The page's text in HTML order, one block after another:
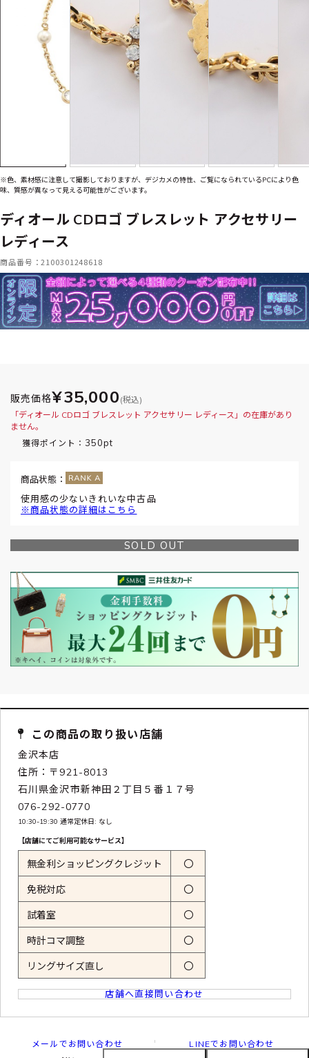
※色、素材感に注意して撮影しておりますが、デジカメの特性、ご覧になられているPCにより色
味、質感が異なって見える可能性がございます。
ディオール CDロゴ ブレスレット アクセサリー
レディース
商品番号：2100301248618
販売価格¥35,000 (税込)
「ディオール CDロゴ ブレスレット アクセサリー レディース」の在庫があり
ません。
獲得ポイント： 350pt
商品状態：
使用感の少ないきれいな中古品
※商品状態の詳細はこちら
SOLD OUT
この商品の取り扱い店舗
金沢本店
住所：〒921-8013
石川県金沢市新神田２丁目５番１７号
076-292-0770
10:30-19:30 通常定休日: なし
【店舗にてご利用可能なサービス】
無金利ショッピングクレジット 〇
免税対応 〇
試着室 〇
時計コマ調整 〇
リングサイズ直し 〇
店舗へ直接問い合わせ
メールでお問い合わせ LINEでお問い合わせ